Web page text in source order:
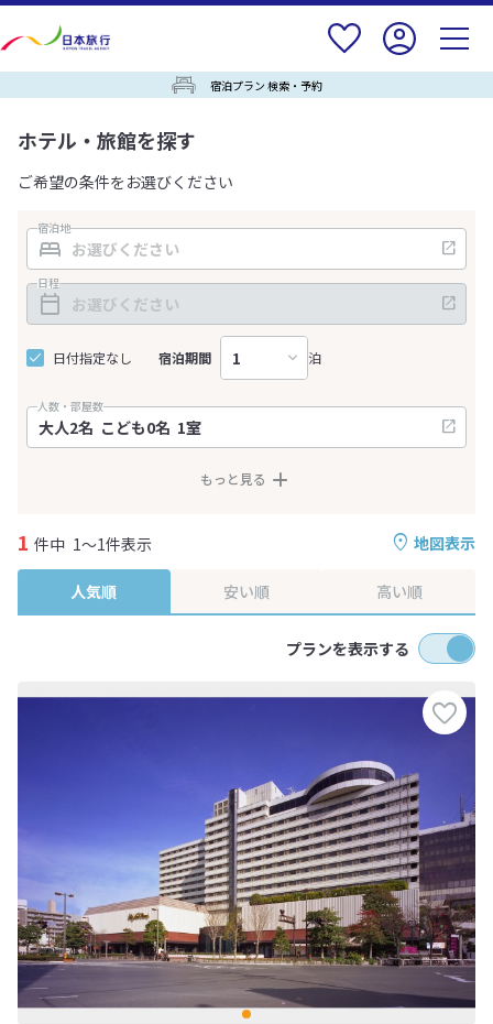
宿泊プラン 検索・予約
ホテル・旅館を探す
ご希望の条件をお選びください
宿泊地
日程
日付指定なし 宿泊期間 泊
人数・部屋数
もっと見る
地図表示
1 件中 1～1件表示
人気順 安い順 高い順
プランを表示する